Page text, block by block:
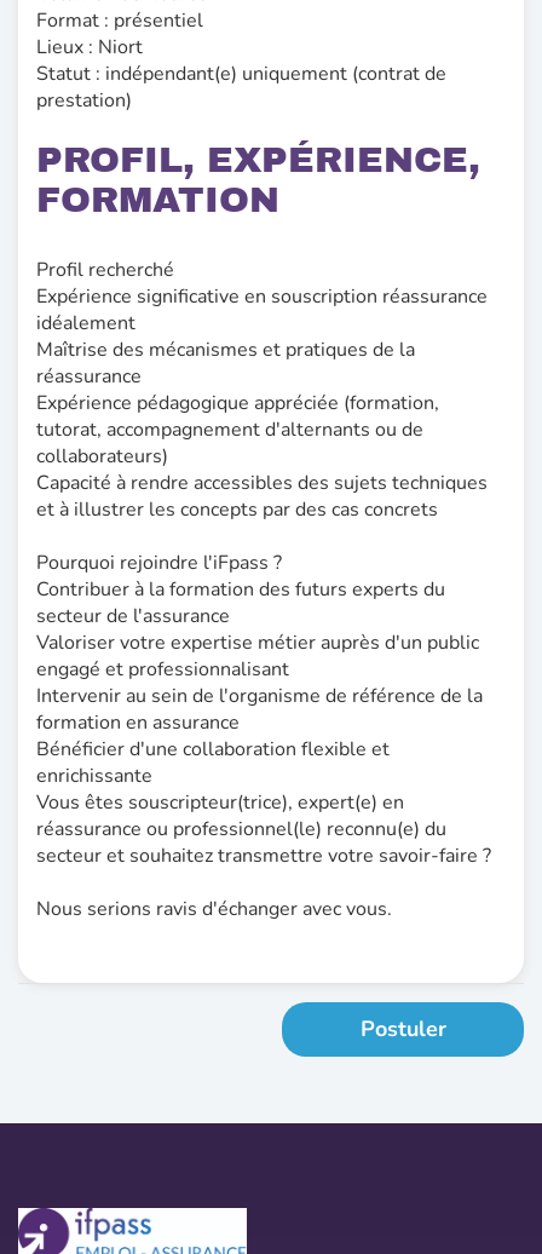
Format : présentiel
Lieux : Niort
Statut : indépendant(e) uniquement (contrat de
prestation)
PROFIL, EXPÉRIENCE,
FORMATION
Profil recherché
Expérience significative en souscription réassurance
idéalement
Maîtrise des mécanismes et pratiques de la
réassurance
Expérience pédagogique appréciée (formation,
tutorat, accompagnement d'alternants ou de
collaborateurs)
Capacité à rendre accessibles des sujets techniques
et à illustrer les concepts par des cas concrets
Pourquoi rejoindre l'iFpass ?
Contribuer à la formation des futurs experts du
secteur de l'assurance
Valoriser votre expertise métier auprès d'un public
engagé et professionnalisant
Intervenir au sein de l'organisme de référence de la
formation en assurance
Bénéficier d'une collaboration flexible et
enrichissante
Vous êtes souscripteur(trice), expert(e) en
réassurance ou professionnel(le) reconnu(e) du
secteur et souhaitez transmettre votre savoir-faire ?
Nous serions ravis d'échanger avec vous.
Postuler